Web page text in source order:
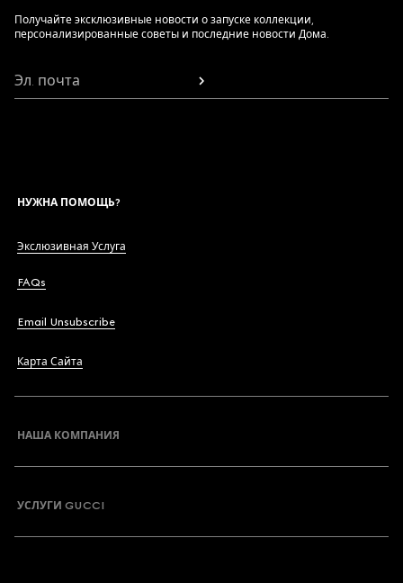
Получайте эксклюзивные новости о запуске коллекции,
персонализированные советы и последние новости Дома.
Эл. почта
НУЖНА ПОМОЩЬ?
Экслюзивная Услуга
FAQs
Email Unsubscribe
Карта Сайта
НАША КОМПАНИЯ
УСЛУГИ GUCCI